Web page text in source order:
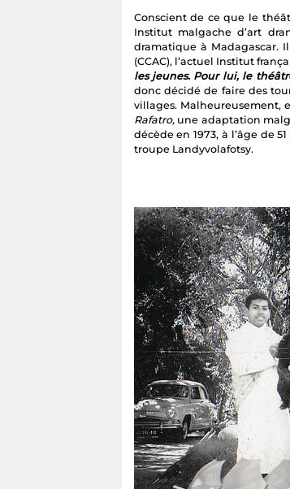
Conscient de ce que le
Institut malgache d’art
dramatique à Madagascar.
(CCAC), l’actuel Institut
les jeunes. Pour lui, le
donc décidé de faire des
villages. Malheureusement,
Rafatro,une adaptation
décède en 1973, à l’âge de
troupe Landyvolafotsy.